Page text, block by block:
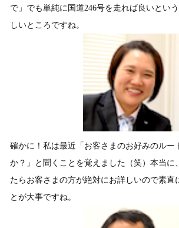
で」でも単純に国道246号を走れば良いとい
しいところですね。
確かに！私は最近「お客さまのお好みのルー
か？」と聞くことを覚えました（笑）本当に
たらお客さまの方が絶対にお詳しいので素直
とが大事ですね。